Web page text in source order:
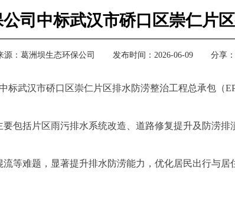
司中标武汉市硚口区崇仁片
源： 葛洲坝生态环保公司 发布时间：2026-06-09 分享：
标武汉市硚口区崇仁片区排水防涝整治工程总承包（
包括片区雨污排水系统改造、道路修复提升及防涝
等难题，显著提升排水防涝能力，优化居民出行与居